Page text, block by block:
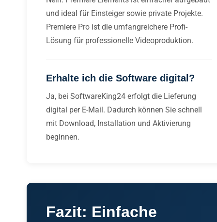
und ideal für Einsteiger sowie private Projekte.
Premiere Pro ist die umfangreichere Profi-
Lösung für professionelle Videoproduktion.
Erhalte ich die Software digital?
Ja, bei SoftwareKing24 erfolgt die Lieferung
digital per E-Mail. Dadurch können Sie schnell
mit Download, Installation und Aktivierung
beginnen.
Fazit: Einfache